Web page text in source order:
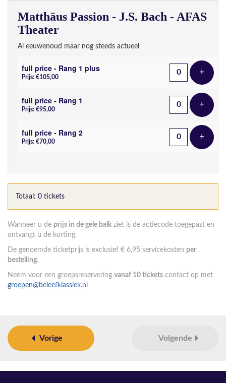
Matthäus Passion - J.S. Bach - AFAS
Theater
Al eeuwenoud maar nog steeds actueel
full price - Rang 1 plus
Prijs: €105,00 +Voeg
full price - Rang 1
Prijs: €95,00 +Voeg
full price - Rang 2
Prijs: €70,00 +Voeg
Totaal: 0 tickets
Wanneer u de prijs in de gele balk ziet is de actiecode toegepast en
ontvangt u de korting.
De genoemde ticketprijs is exclusief € 6,95 servicekosten per
bestelling.
Neem voor een groepsreservering vanaf 10 tickets contact op met
groepen@beleefklassiek.nl
Vorige Volgende